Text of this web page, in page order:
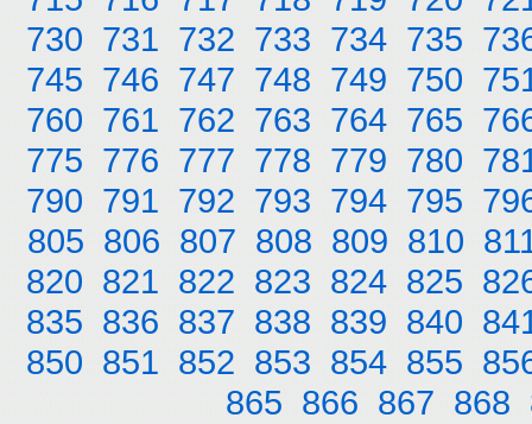
730 731 732 733 734 735
745 746 747 748 749 750
760 761 762 763 764 765
775 776 777 778 779 780
790 791 792 793 794 795
805 806 807 808 809 810
820 821 822 823 824 825
835 836 837 838 839 840
850 851 852 853 854 855
865 866 867 868